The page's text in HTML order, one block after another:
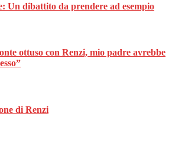
Un dibattito da prendere ad esempio
ottuso con Renzi, mio padre avrebbe
di Renzi